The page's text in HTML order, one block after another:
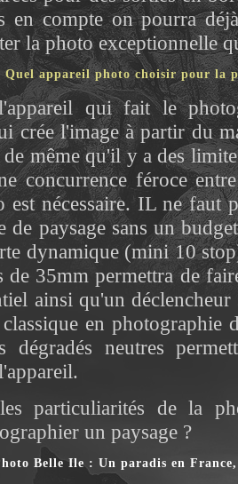
en compte on pourra
la photo exceptionnelle
Quel appareil photo choisir pour la
qui fait le
crée l'image à partir du
même qu'il y a des
concurrence féroce
est nécessaire. IL ne faut
de paysage sans un
dynamique (mini 10
de 35mm permettra de
ainsi qu'un
en photographie
dégradés neutres
particuliarités de la
un paysage ?
Belle Ile : Un paradis en